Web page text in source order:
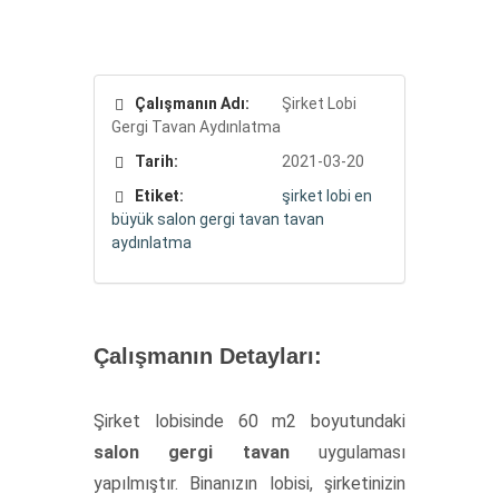
Çalışmanın Adı:
Şirket Lobi
Gergi Tavan Aydınlatma
Tarih:
2021-03-20
Etiket:
şirket lobi en
büyüksalon gergi tavan tavan
aydınlatma
Çalışmanın Detayları:
Şirket lobisinde 60 m2 boyutundaki
salon gergi tavanuygulaması
yapılmıştır. Binanızın lobisi, şirketinizin